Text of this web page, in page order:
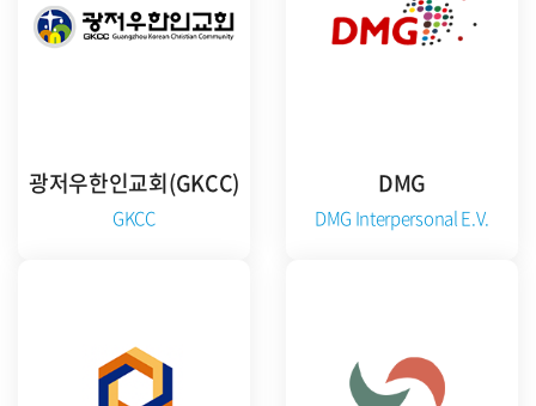
광저우한인교회(GKCC)
GKCC
DMG
DMG Interpersonal E.V.